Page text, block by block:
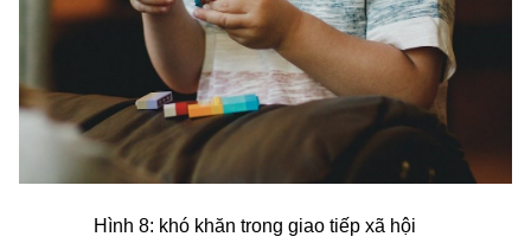
Hình 8: khó khăn trong giao tiếp xã hội